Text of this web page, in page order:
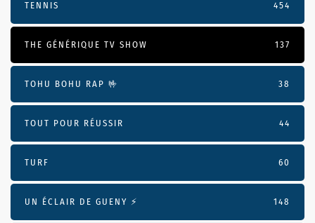
TENNIS 454
THE GÉNÉRIQUE TV SHOW 137
TOHU BOHU RAP 🤟 38
TOUT POUR RÉUSSIR 44
TURF 60
UN ÉCLAIR DE GUENY ⚡️ 148